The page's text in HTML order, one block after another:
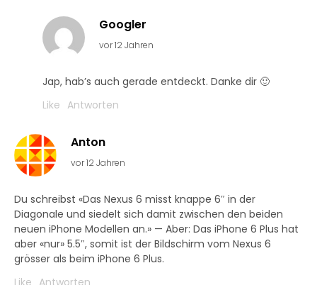
Googler
vor 12 Jahren
Jap, hab’s auch gerade entdeckt. Danke dir 🙂
Like Antworten
Anton
vor 12 Jahren
Du schreibst «Das Nexus 6 misst knappe 6″ in der
Diagonale und siedelt sich damit zwischen den beiden
neuen iPhone Modellen an.» — Aber: Das iPhone 6 Plus hat
aber «nur» 5.5″, somit ist der Bildschirm vom Nexus 6
grösser als beim iPhone 6 Plus.
Like Antworten